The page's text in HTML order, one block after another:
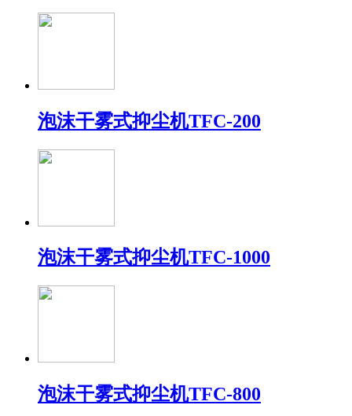
泡沫干雾式抑尘机TFC-200
泡沫干雾式抑尘机TFC-1000
泡沫干雾式抑尘机TFC-800